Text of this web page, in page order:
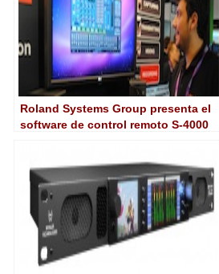
Roland Systems Group presenta el
software de control remoto S-4000